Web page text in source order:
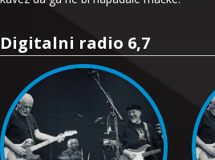
Digitalni radio 6,7